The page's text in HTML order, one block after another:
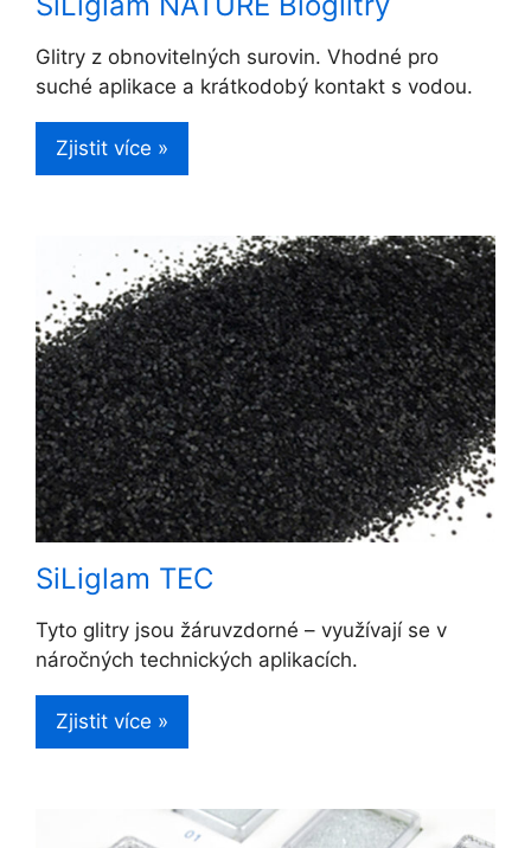
Glitry z obnovitelných surovin. Vhodné pro
suché aplikace a krátkodobý kontakt s vodou.
Zjistit více »
SiLiglam TEC
Tyto glitry jsou žáruvzdorné – využívají se v
náročných technických aplikacích.
Zjistit více »